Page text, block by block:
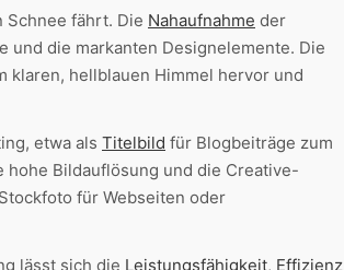
Schnee fährt. Die Nahaufnahme der
die markanten Designelemente. Die
klaren, hellblauen Himmel hervor und
etwa als Titelbild für Blogbeiträge zum
hohe Bildauflösung und die Creative-
für Webseiten oder
lässt sich die Leistungsfähigkeit, Effizienz